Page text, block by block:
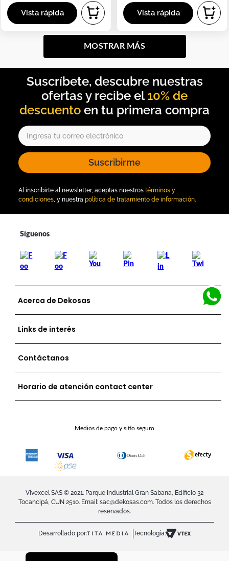
MOSTRAR MÁS
10% de
descuento
Suscribirme
Al inscribirte al newsletter, aceptas nuestros términos y
condiciones, y nuestra política de tratamiento de información.
Acerca de Dekosas
Links de interés
Contáctanos
Horario de atención contact center
Medios de pago y sitio seguro
Vivexcel SAS © 2021. Parque Industrial Gran Sabana, Edificio 32
Tocancipá, CUN 2510. Email: sac@dekosas.com. Todos los derechos
reservados.
Desarrollado por: Tecnología: